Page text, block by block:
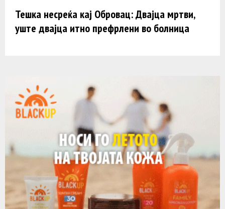
Тешка несреќа кај Обровац: Двајца мртви,
уште двајца итно префрлени во болница